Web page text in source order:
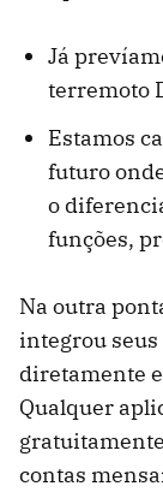
Já
terremoto
Estamos
futuro
o
funções,
Na outra
integrou
diretamente
Qualquer
contas